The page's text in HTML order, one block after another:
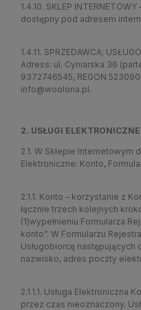
1.4.10. SKLEP
dostępny pod adresem
1.4.11. SPRZEDAWCA;
Adress: ul. Cyniarska 36
9372746545, REGON
info@woolona.pl.
2. USŁUGI
2.1. W Sklepie Internetowym
Elektroniczne: Konto,
2.1.1. Konto – korzystanie z
łącznie trzech kolejnych
(1)wypełnieniu Formularza
konto”. W Formularzu
Usługobiorcę następujących
nazwisko, adres poczty
2.1.1.1. Usługa Elektroniczna
przez czas nieoznaczony.